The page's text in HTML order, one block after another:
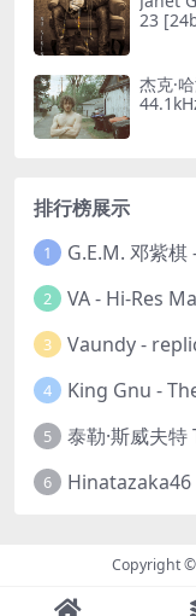
23
杰克·
排行榜展示
1
2
3
4
5
6
Copyright